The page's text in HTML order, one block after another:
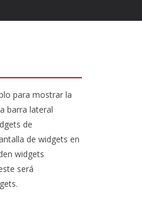
para mostrar la
barra lateral
de
de widgets en
widgets
será